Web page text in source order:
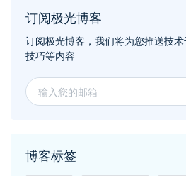
订阅极光博客
订阅极光博客，我们将为您推送技
技巧等内容
博客标签